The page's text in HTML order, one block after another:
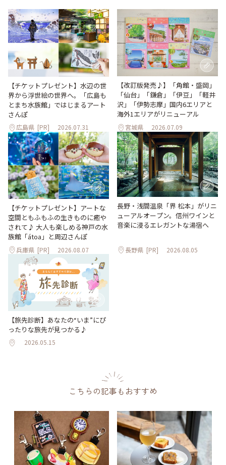
【チケットプレゼント】水辺の世
界から浮世絵の世界へ。「広島も
とまち水族館」ではじまるアート
さんぽ
広島県 [PR] 2026.07.31
【改訂版発売♪】「角館・盛岡」
「仙台」「鎌倉」「伊豆」「軽井
沢」「伊勢志摩」国内6エリアと
海外1エリアがリニューアル
宮城県 2026.07.09
【チケットプレゼント】アートな
空間ともふもふの生きものに癒や
されて♪ 大人も楽しめる神戸の水
族館「átoa」と周辺さんぽ
兵庫県 [PR] 2026.08.07
長野・浅間温泉「界 松本」がリニ
ューアルオープン。信州ワインと
音楽に浸るエレガントな湯宿へ
長野県 [PR] 2026.08.05
【旅先診断】あなたの“いま”にぴ
ったりな旅先が見つかる♪
2026.05.15
こちらの記事もおすすめ